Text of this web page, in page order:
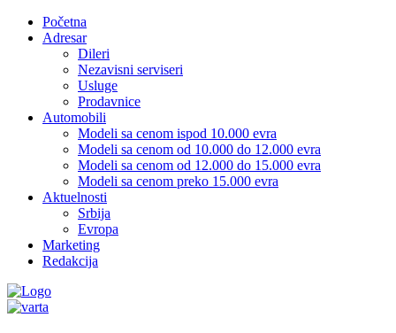
Početna
Adresar
Dileri
Nezavisni serviseri
Usluge
Prodavnice
Automobili
Modeli sa cenom ispod 10.000 evra
Modeli sa cenom od 10.000 do 12.000 evra
Modeli sa cenom od 12.000 do 15.000 evra
Modeli sa cenom preko 15.000 evra
Aktuelnosti
Srbija
Evropa
Marketing
Redakcija